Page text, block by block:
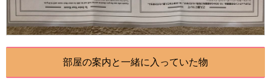
部屋の案内と一緒に入っていた物